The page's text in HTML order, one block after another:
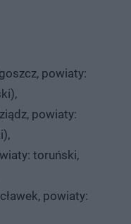
powiaty:
powiaty:
toruński,
powiaty: